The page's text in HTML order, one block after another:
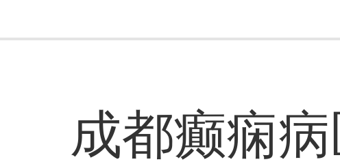
成都癫痫